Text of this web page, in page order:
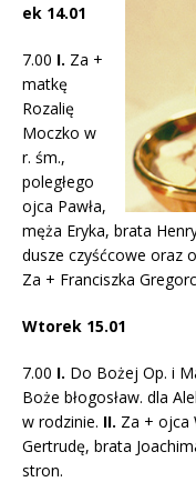
ek 14.01
7.00 I. Za +
matkę
Rozalię
Moczko w
r. śm.,
poległego
ojca Pawła,
męża Eryka, brata
dusze czyśćcowe oraz
Za + Franciszka
Wtorek 15.01
7.00 I. Do Bożej Op. i
Boże błogosław. dla
w rodzinie. II. Za + ojca
Gertrudę, brata
stron.